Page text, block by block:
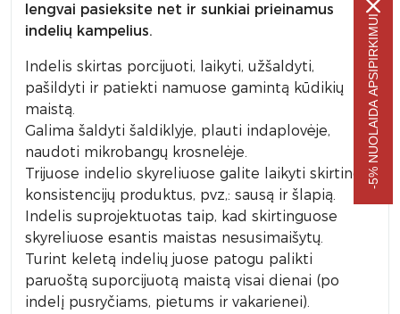
lengvai pasieksite net ir sunkiai prieinamus
indelių kampelius.
Indelis skirtas porcijuoti, laikyti, užšaldyti,
pašildyti ir patiekti namuose gamintą kūdikių
maistą.
Galima šaldyti šaldiklyje, plauti indaplovėje,
naudoti mikrobangų krosnelėje.
Trijuose indelio skyreliuose galite laikyti skirtingų
konsistencijų produktus, pvz,: sausą ir šlapią.
Indelis suprojektuotas taip, kad skirtinguose
skyreliuose esantis maistas nesusimaišytų.
Turint keletą indelių juose patogu palikti
paruoštą suporcijuotą maistą visai dienai (po
indelį pusryčiams, pietums ir vakarienei).
-5% NUOLAIDA APSIPIRKIMUI